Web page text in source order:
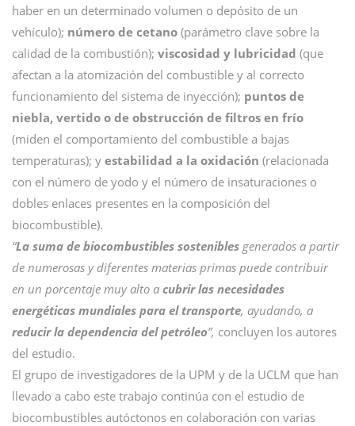
haber en un determinado volumen o depósito de un
vehículo); número de cetano (parámetro clave sobre la
calidad de la combustión); viscosidad y lubricidad (que
afectan a la atomización del combustible y al correcto
funcionamiento del sistema de inyección); puntos de
niebla, vertido o de obstrucción de filtros en frío
(miden el comportamiento del combustible a bajas
temperaturas); y estabilidad a la oxidación (relacionada
con el número de yodo y el número de insaturaciones o
dobles enlaces presentes en la composición del
biocombustible).
“La suma de biocombustibles sostenibles generados a partir
de numerosas y diferentes materias primas puede contribuir
en un porcentaje muy alto a cubrir las necesidades
energéticas mundiales para el transporte, ayudando, a
reducir la dependencia del petróleo”, concluyen los autores
del estudio.
El grupo de investigadores de la UPM y de la UCLM que han
llevado a cabo este trabajo continúa con el estudio de
biocombustibles autóctonos en colaboración con varias